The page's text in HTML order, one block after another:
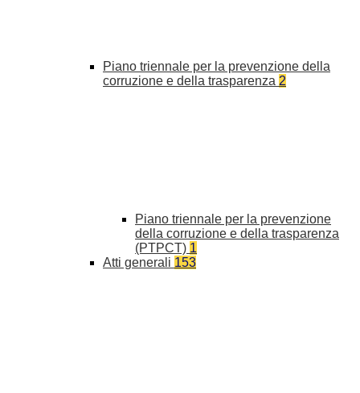
Piano triennale per la prevenzione della
corruzione e della trasparenza 2
Piano triennale per la prevenzione
della corruzione e della trasparenza
(PTPCT) 1
Atti generali 153